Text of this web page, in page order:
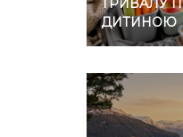
ТРИВАЛУ
ДИТИНОЮ